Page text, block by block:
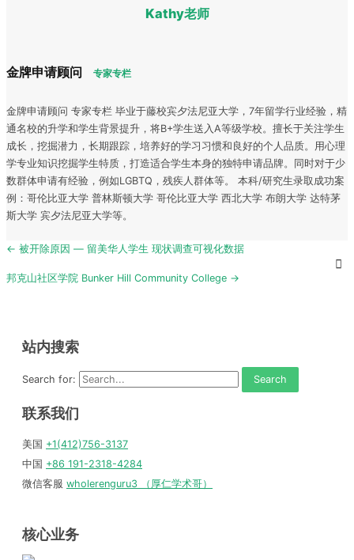
Kathy老师
金牌申请顾问 专家专栏
金牌申请顾问 专家专栏 毕业于藤校宾夕法尼亚大学，7年留学行业经验，精
通名校的升学和学生背景提升，将B+学生送入A等级学校。擅长于关注学生
成长，挖掘潜力，长期跟踪，培养好的学习习惯和良好的个人品质。用心理
学专业知识挖掘学生特质，打造适合学生本身的独特申请品牌。同时对于少
数群体申请有经验，例如LGBTQ，残疾人群体等。 本科/研究生录取成功案
例：哥伦比亚大学 普林斯顿大学 哥伦比亚大学 西北大学 布朗大学 达特茅
斯大学 宾夕法尼亚大学等。
Post
← 被开除原因 — 留美华人学生 现状调查可视化数据
邦克山社区学院 Bunker Hill Community College →
站内搜索
Search for:
联系我们
美国 +1(412)756-3137
中国 +86 191-2318-4284
微信客服 wholerenguru3 （厚仁学术哥）
核心业务